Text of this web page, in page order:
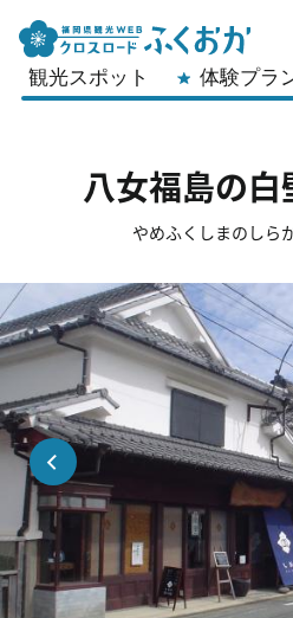
観光スポット 体験プラ
八女福島の
やめふくしまのしら